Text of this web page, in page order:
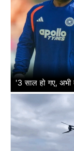
'3 साल हो गए,